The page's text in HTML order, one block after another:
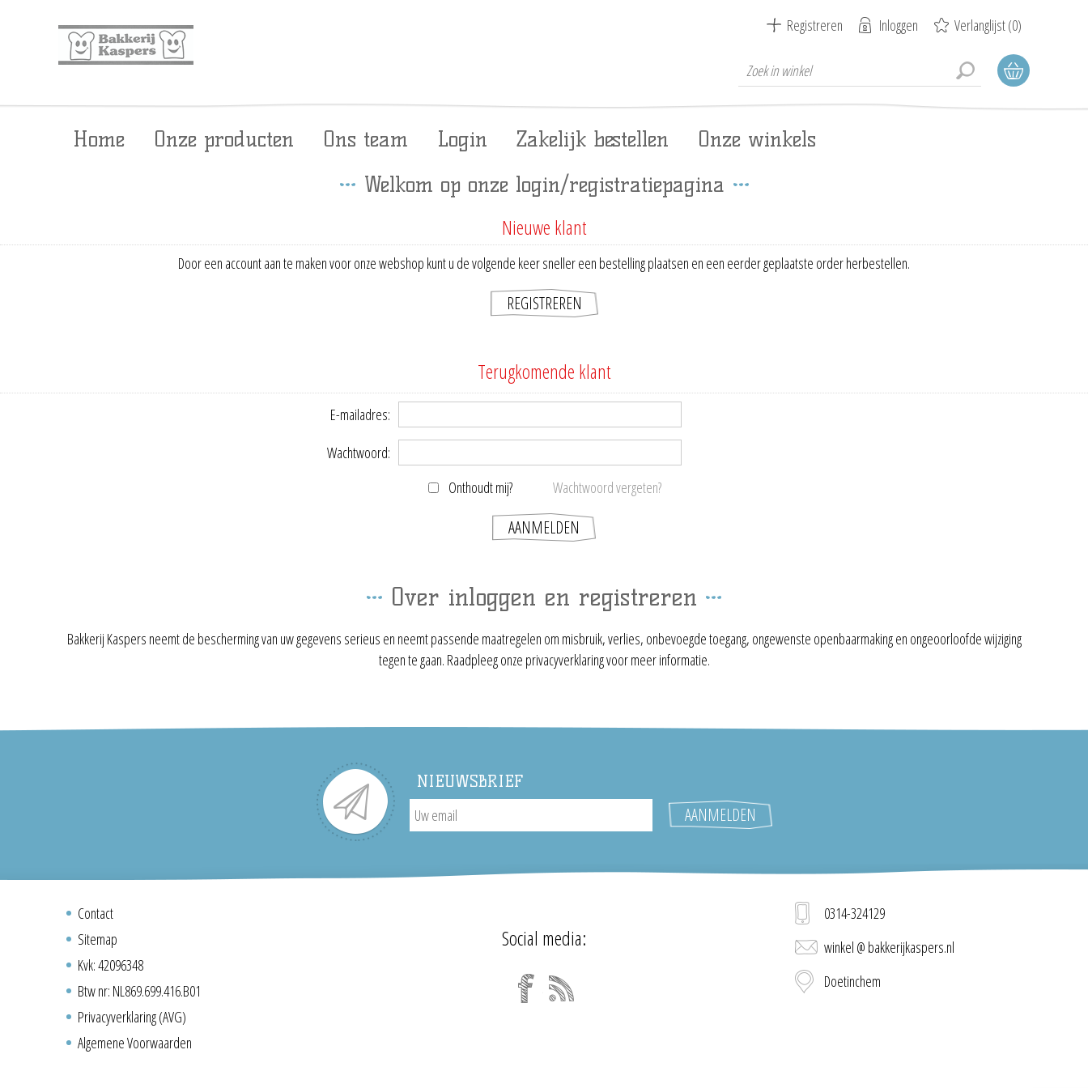
Registreren Inloggen Verlanglijst(0)
Home Onze producten Ons team Login Zakelijk bestellen
Onze winkels
Welkom op onze login/registratiepagina
Nieuwe klant
Door een account aan te maken voor onze webshop kunt u de volgende keer sneller een bestelling plaatsen en een eerder geplaatste order herbestellen.
Terugkomende klant
E-mailadres:
Wachtwoord:
Onthoudt mij?
Wachtwoord vergeten?
Over inloggen en registreren
Bakkerij Kaspers neemt de bescherming van uw gegevens serieus en neemt passende maatregelen om misbruik, verlies, onbevoegde toegang, ongewenste openbaarmaking en ongeoorloofde wijziging
tegen te gaan. Raadpleeg onze privacyverklaring voor meer informatie.
NIEUWSBRIEF
Contact
Sitemap
Kvk: 42096348
Btw nr: NL869.699.416.B01
Privacyverklaring (AVG)
Algemene Voorwaarden
Social media:
0314-324129
winkel @ bakkerijkaspers.nl
Doetinchem